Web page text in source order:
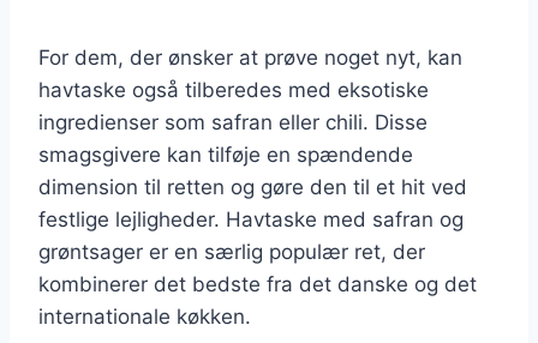
For dem, der ønsker at prøve noget nyt, kan
havtaske også tilberedes med eksotiske
ingredienser som safran eller chili. Disse
smagsgivere kan tilføje en spændende
dimension til retten og gøre den til et hit ved
festlige lejligheder. Havtaske med safran og
grøntsager er en særlig populær ret, der
kombinerer det bedste fra det danske og det
internationale køkken.